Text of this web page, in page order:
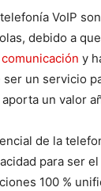
VoIP
debido a
comunicación y
un servicio
un valor
de la
para ser
100 %